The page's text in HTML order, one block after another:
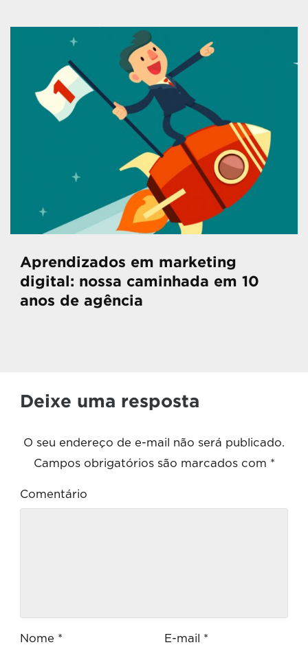
Aprendizados em marketing
digital: nossa caminhada em 10
anos de agência
Deixe uma resposta
O seu endereço de e-mail não será publicado.
Campos obrigatórios são marcados com *
Comentário
Nome * E-mail *